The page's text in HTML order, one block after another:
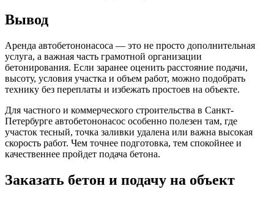
Вывод
Аренда автобетононасоса — это не просто дополнительная
услуга, а важная часть грамотной организации
бетонирования. Если заранее оценить расстояние подачи,
высоту, условия участка и объем работ, можно подобрать
технику без переплаты и избежать простоев на объекте.
Для частного и коммерческого строительства в Санкт-
Петербурге автобетононасос особенно полезен там, где
участок тесный, точка заливки удалена или важна высокая
скорость работ. Чем точнее подготовка, тем спокойнее и
качественнее пройдет подача бетона.
Заказать бетон и подачу на объект